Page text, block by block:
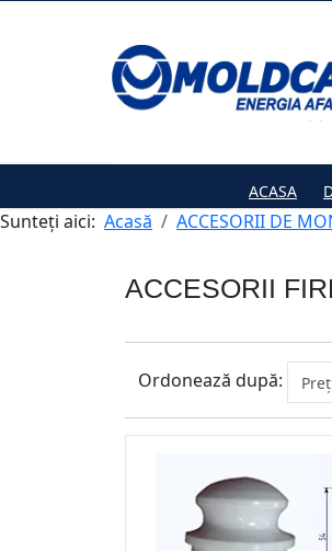
ACASA
Sunteți aici: Acasă ACCESORII DE
ACCESORII
Ordonează după: